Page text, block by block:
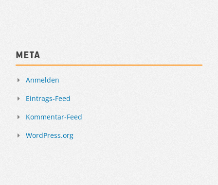
Meta
Anmelden
Eintrags-Feed
Kommentar-Feed
WordPress.org